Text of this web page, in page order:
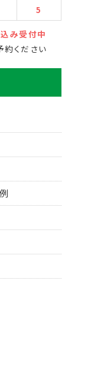
5
み受付中
ください